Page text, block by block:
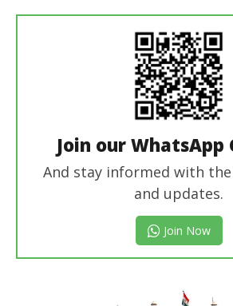
Join our WhatsApp
And stay informed with
and updates.
Join Now